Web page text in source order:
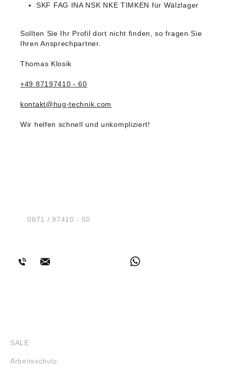
SKF FAG INA NSK NKE TIMKEN für Wälzlager
Sollten Sie Ihr Profil dort nicht finden, so fragen Sie
Ihren Ansprechpartner.
Thomas Klosik
+49 87197410 - 60
kontakt@hug-technik.com
Wir helfen schnell und unkompliziert!
Tel.:0871 / 97410 - 50
SALE
Arbeitsschutz